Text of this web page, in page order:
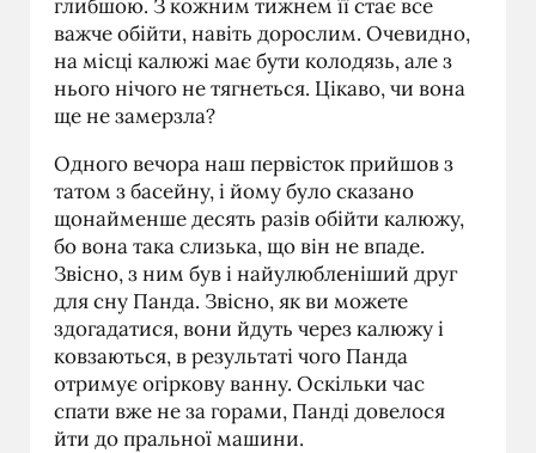
глибшою. З кожним тижнем її стає все
важче обійти, навіть дорослим. Очевидно,
на місці калюжі має бути колодязь, але з
нього нічого не тягнеться. Цікаво, чи вона
ще не замерзла?
Одного вечора наш первісток прийшов з
татом з басейну, і йому було сказано
щонайменше десять разів обійти калюжу,
бо вона така слизька, що він не впаде.
Звісно, з ним був і найулюбленіший друг
для сну Панда. Звісно, як ви можете
здогадатися, вони йдуть через калюжу і
ковзаються, в результаті чого Панда
отримує огіркову ванну. Оскільки час
спати вже не за горами, Панді довелося
йти до пральної машини.